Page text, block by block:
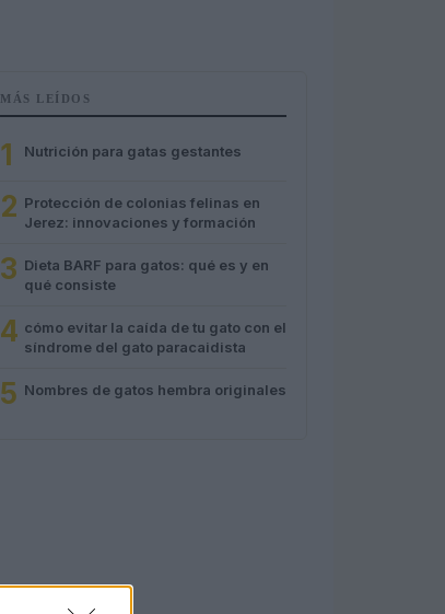
MÁS LEÍDOS
1 Nutrición para gatas gestantes
2 Protección de colonias felinas en
Jerez: innovaciones y formación
3 Dieta BARF para gatos: qué es y en
qué consiste
4 cómo evitar la caída de tu gato con el
síndrome del gato paracaidista
5 Nombres de gatos hembra originales